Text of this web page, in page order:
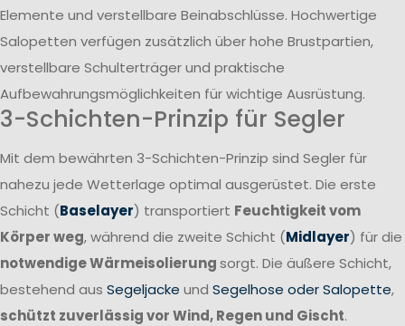
Elemente und verstellbare Beinabschlüsse. Hochwertige
Salopetten verfügen zusätzlich über hohe Brustpartien,
verstellbare Schulterträger und praktische
Aufbewahrungsmöglichkeiten für wichtige Ausrüstung.
3-Schichten-Prinzip für Segler
Mit dem bewährten 3-Schichten-Prinzip sind Segler für
nahezu jede Wetterlage optimal ausgerüstet. Die erste
Schicht (Baselayer) transportiert Feuchtigkeit vom
Körper weg, während die zweite Schicht (Midlayer) für die
notwendige Wärmeisolierungsorgt. Die äußere Schicht,
bestehend aus Segeljacke und Segelhose oder Salopette,
schützt zuverlässig vor Wind, Regen und Gischt.